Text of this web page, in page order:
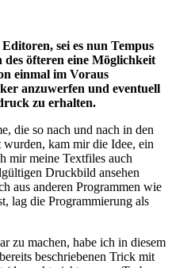
sei es nun Tempus
öfteren eine Möglichkeit
einmal im Voraus
anzuwerfen und eventuell
zu erhalten.
die so nach und nach in den
wurden, kam mir die Idee, ein
mir meine Textfiles auch
Druckbild ansehen
aus anderen Programmen wie
lag die Programmierung als
zu machen, habe ich in diesem
beschriebenen Trick mit